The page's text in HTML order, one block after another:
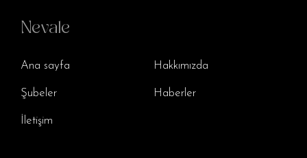
Nevale
Ana sayfa Hakkımızda
Şubeler Haberler
İletişim